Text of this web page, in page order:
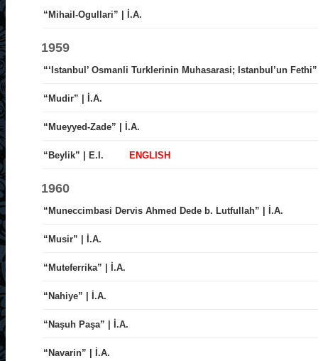
“Mihail-Ogullari” | İ.A.
1959
“‘Istanbul’ Osmanli Turklerinin Muhasarasi; Istanbul’un
“Mudir” | İ.A.
“Mueyyed-Zade” | İ.A.
“Beylik” | E.I. ENGLISH
1960
“Muneccimbasi Dervis Ahmed Dede b. Lutfullah” | İ.A.
“Musir” | İ.A.
“Muteferrika” | İ.A.
“Nahiye” | İ.A.
“Naşuh Paşa” | İ.A.
“Navarin” | İ.A.